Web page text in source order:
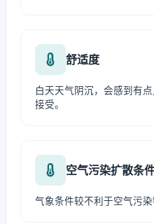
舒适度
白天天气阴沉，会感到有
接受。
空气污染扩散条
气象条件较不利于空气污染